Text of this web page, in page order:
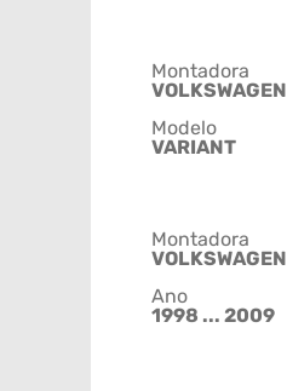
Montadora
VOLKSWAGEN
Modelo
VARIANT
Montadora
VOLKSWAGEN
Ano
1998 ... 2009